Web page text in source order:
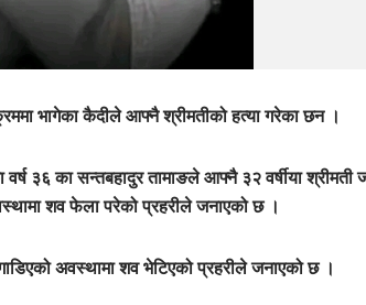
भागेका कैदीले आफ्नै श्रीमतीको हत्या गरेका छन ।
३६ का सन्तबहादुर तामाङले आफ्नै ३२ वर्षीया श्रीमती
शव फेला परेको प्रहरीले जनाएको छ ।
अवस्थामा शव भेटिएको प्रहरीले जनाएको छ ।